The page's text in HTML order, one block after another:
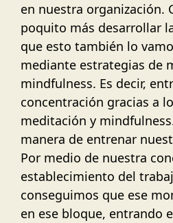
en nuestra organización.
poquito más desarrollar
que esto también lo
mediante estrategias de
mindfulness. Es decir,
concentración gracias a
meditación y
manera de entrenar
Por medio de nuestra
establecimiento del
conseguimos que ese
en ese bloque, entrando